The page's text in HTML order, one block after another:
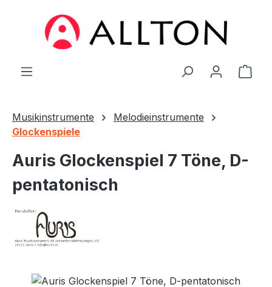
Zum Hauptinhalt springen
Musikinstrumente
Melodieinstrumente
Glockenspiele
Auris Glockenspiel 7 Töne, D-
pentatonisch
Bildergalerie überspringen